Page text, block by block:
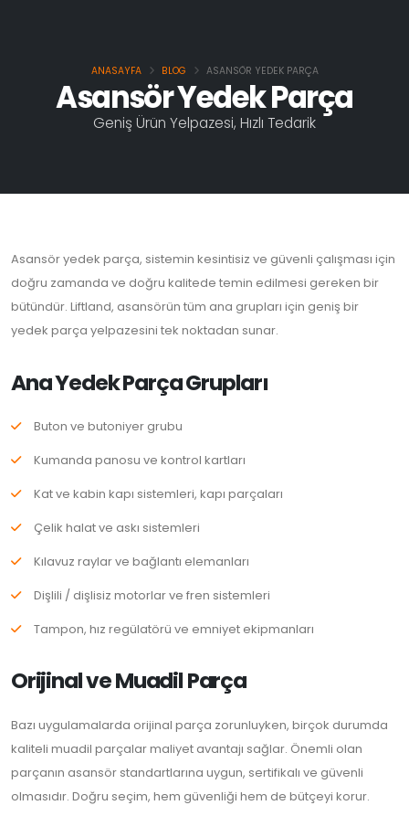
Asansör Yedek Parça
Geniş Ürün Yelpazesi, Hızlı Tedarik
ANASAYFA BLOG ASANSÖR YEDEK PARÇA
Asansör yedek parça, sistemin kesintisiz ve güvenli çalışması için
doğru zamanda ve doğru kalitede temin edilmesi gereken bir
bütündür. Liftland, asansörün tüm ana grupları için geniş bir
yedek parça yelpazesini tek noktadan sunar.
Ana Yedek Parça Grupları
Buton ve butoniyer grubu
Kumanda panosu ve kontrol kartları
Kat ve kabin kapı sistemleri, kapı parçaları
Çelik halat ve askı sistemleri
Kılavuz raylar ve bağlantı elemanları
Dişlili / dişlisiz motorlar ve fren sistemleri
Tampon, hız regülatörü ve emniyet ekipmanları
Orijinal ve Muadil Parça
Bazı uygulamalarda orijinal parça zorunluyken, birçok durumda
kaliteli muadil parçalar maliyet avantajı sağlar. Önemli olan
parçanın asansör standartlarına uygun, sertifikalı ve güvenli
olmasıdır. Doğru seçim, hem güvenliği hem de bütçeyi korur.